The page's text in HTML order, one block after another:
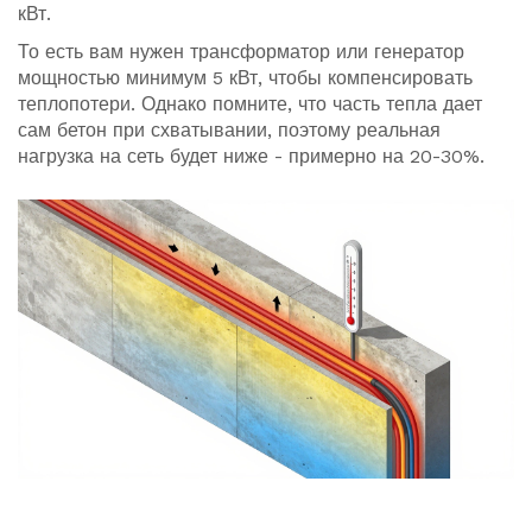
кВт.
То есть вам нужен трансформатор или генератор
мощностью минимум 5 кВт, чтобы компенсировать
теплопотери. Однако помните, что часть тепла дает
сам бетон при схватывании, поэтому реальная
нагрузка на сеть будет ниже - примерно на 20-30%.